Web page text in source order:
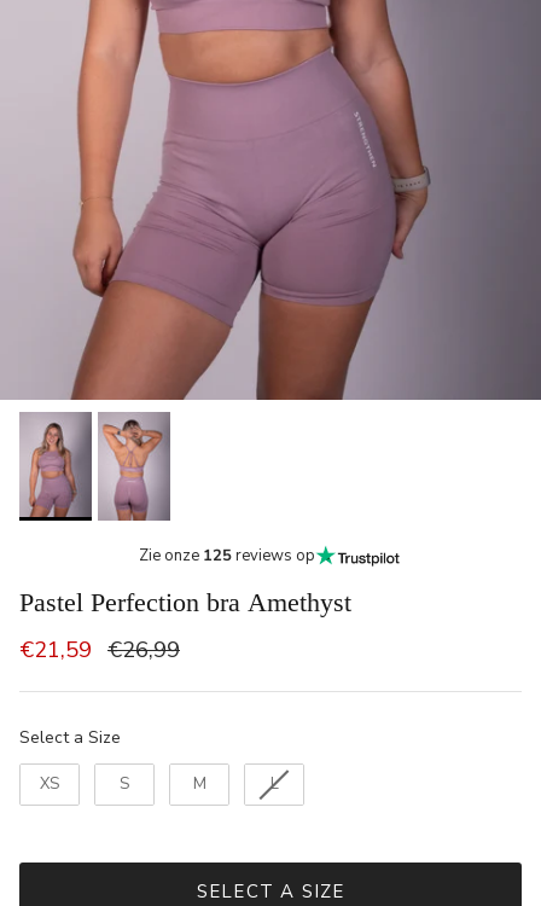
Zie onze 125reviews op
Pastel Perfection bra Amethyst
€21,59 €26,99
Select a Size
XS S M L
SELECT A SIZE